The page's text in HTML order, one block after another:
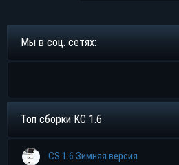
Мы в соц. сетях:
Топ сборки КС 1.6
CS 1.6 Зимняя версия